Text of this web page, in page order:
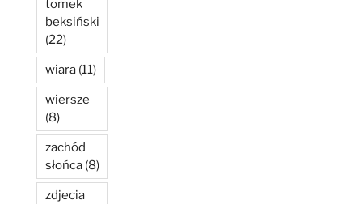
tomek
beksiński
(22)
wiara (11)
wiersze
(8)
zachód
słońca (8)
zdjecia